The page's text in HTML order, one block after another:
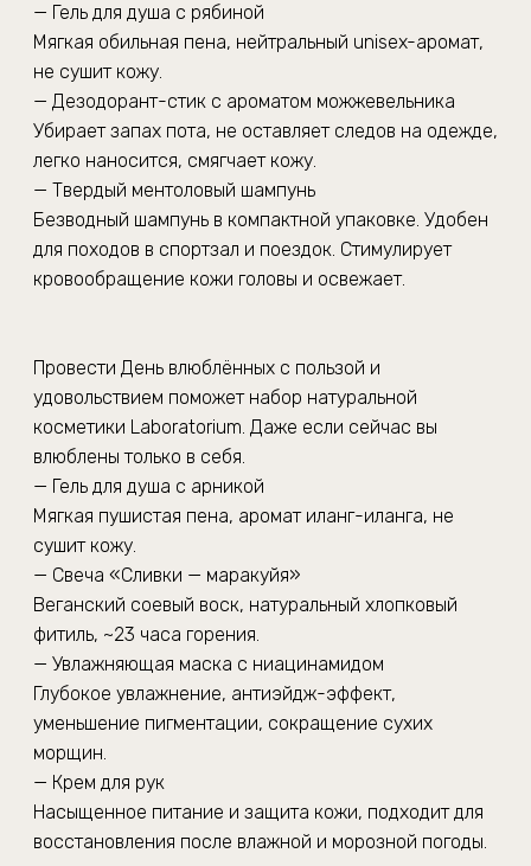
— Гель для душа с рябиной
Мягкая обильная пена, нейтральный unisex-аромат,
не сушит кожу.
— Дезодорант-стик с ароматом можжевельника
Убирает запах пота, не оставляет следов на одежде,
легко наносится, смягчает кожу.
— Твердый ментоловый шампунь
Безводный шампунь в компактной упаковке. Удобен
для походов в спортзал и поездок. Стимулирует
кровообращение кожи головы и освежает.
Провести День влюблённых с пользой и
удовольствием поможет набор натуральной
косметики Laboratorium. Даже если сейчас вы
влюблены только в себя.
— Гель для душа с арникой
Мягкая пушистая пена, аромат иланг-иланга, не
сушит кожу.
— Свеча «Сливки — маракуйя»
Веганский соевый воск, натуральный хлопковый
фитиль, ~23 часа горения.
— Увлажняющая маска с ниацинамидом
Глубокое увлажнение, антиэйдж-эффект,
уменьшение пигментации, сокращение сухих
морщин.
— Крем для рук
Насыщенное питание и защита кожи, подходит для
восстановления после влажной и морозной погоды.